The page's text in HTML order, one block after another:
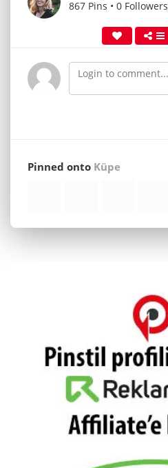
867 Pins • 0 Followers
Pinned onto Küpe